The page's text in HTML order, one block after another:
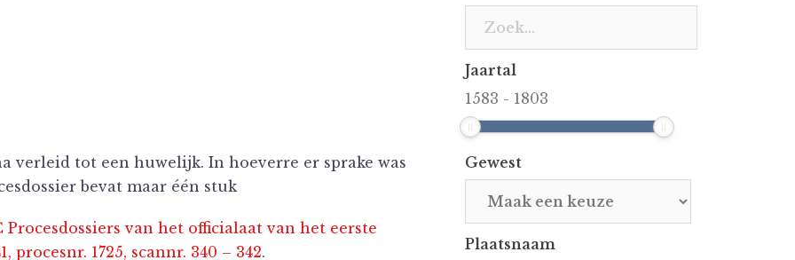
verleid tot een huwelijk. In hoeverre er sprake was
bevat maar één stuk
van het officialaat van het eerste
procesnr. 1725, scannr. 340 – 342.
Jaartal
1583 - 1803
Gewest
Plaatsnaam